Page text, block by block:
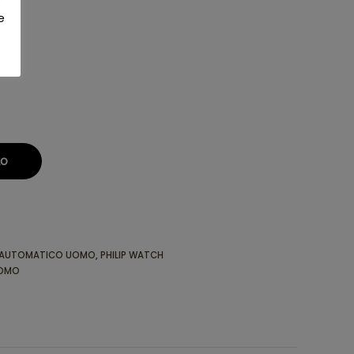
UOMO, PHILIP WATCH